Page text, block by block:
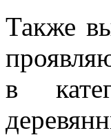
Также
в